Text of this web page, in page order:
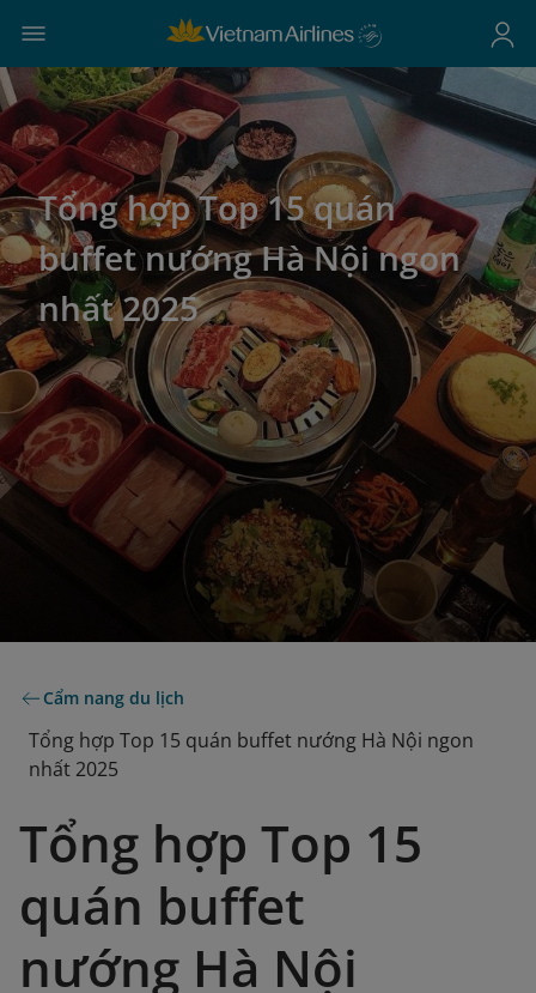
Tổng hợp Top 15 quán
buffet nướng Hà Nội ngon
nhất 2025
Cẩm nang du lịch
Tổng hợp Top 15 quán buffet nướng Hà Nội ngon
nhất 2025
Tổng hợp Top 15
quán buffet
nướng Hà Nội